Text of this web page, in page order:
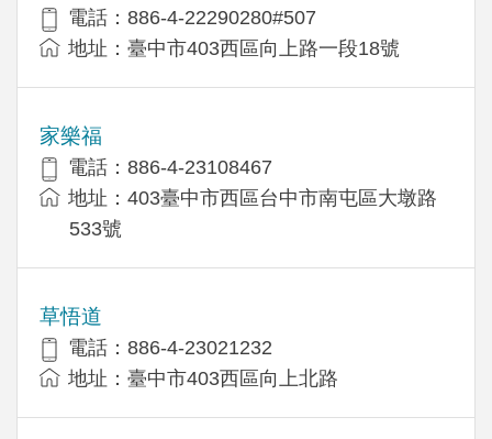
電話：886-4-22290280#507
地址：臺中市403西區向上路一段18號
家樂福
電話：886-4-23108467
地址：403臺中市西區台中市南屯區大墩路
533號
草悟道
電話：886-4-23021232
地址：臺中市403西區向上北路